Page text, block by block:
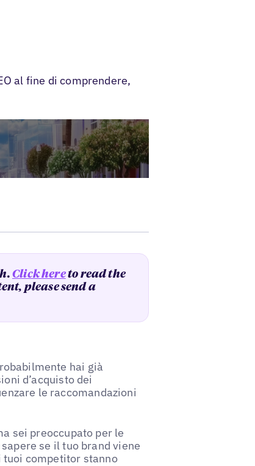
al fine di comprendere,
Click hereto read the
please send a
hai già
d’acquisto dei
le raccomandazioni
sei preoccupato per le
se il tuo brand viene
competitor stanno